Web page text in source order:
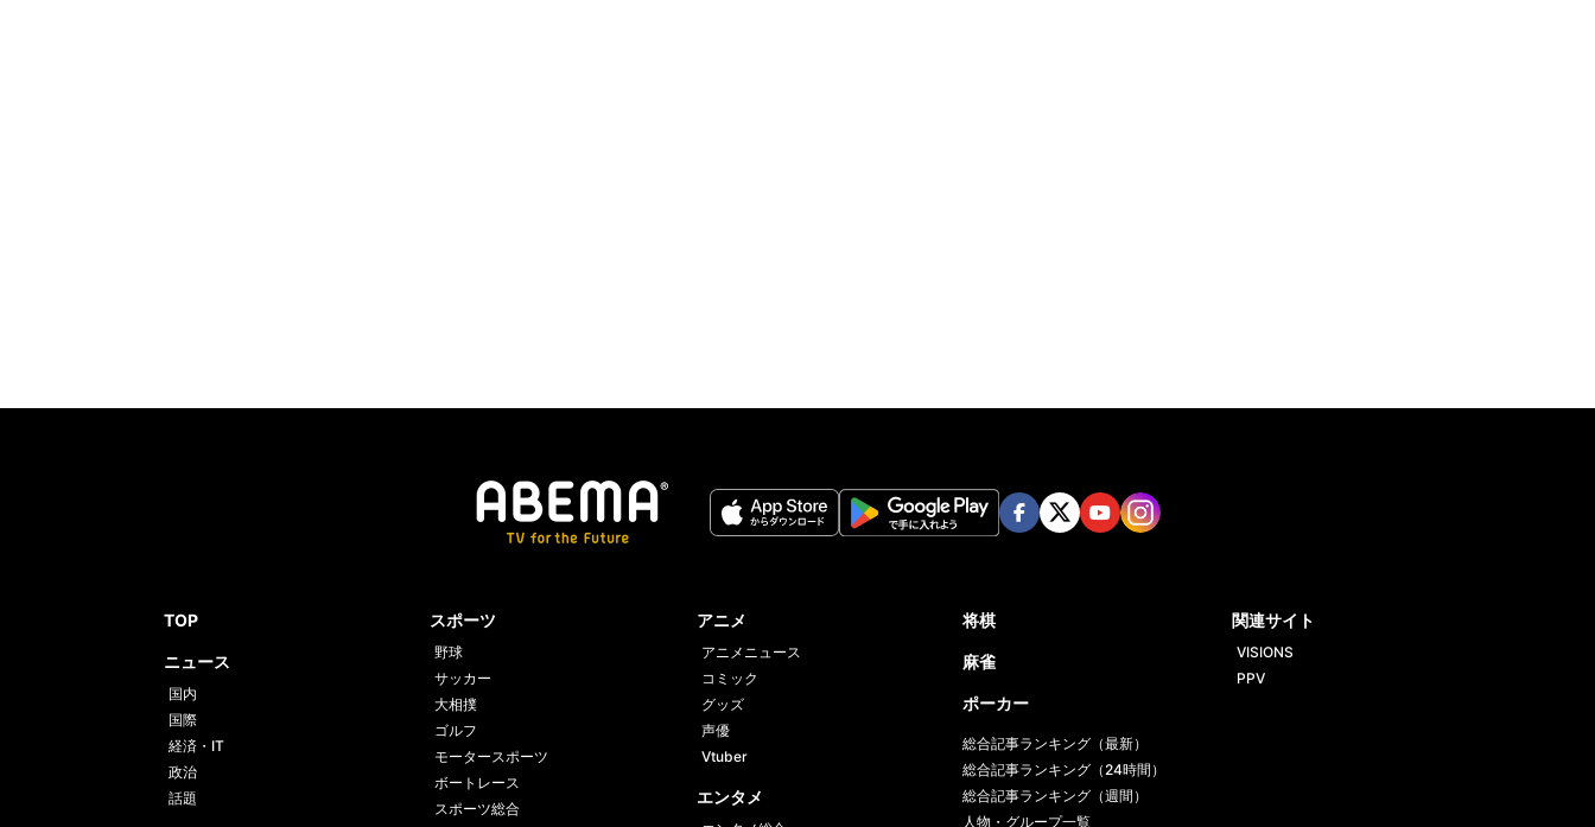
TOP
ニュース
国内
国際
経済・IT
政治
話題
スポーツ
野球
サッカー
大相撲
ゴルフ
モータースポーツ
ボートレース
スポーツ総合
アニメ
アニメニュース
コミック
グッズ
声優
Vtuber
エンタメ
将棋
麻雀
ポーカー
総合記事ランキング（最新）
総合記事ランキング（24時間）
総合記事ランキング（週間）
人物・グループ一覧
関連サイト
VISIONS
PPV